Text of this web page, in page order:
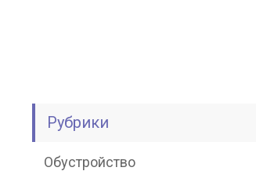
Рубрики
Обустройство